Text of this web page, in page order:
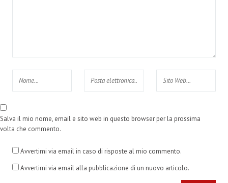
Salva il mio nome, email e sito web in questo browser per la prossima
volta che commento.
Avvertimi via email in caso di risposte al mio commento.
Avvertimi via email alla pubblicazione di un nuovo articolo.